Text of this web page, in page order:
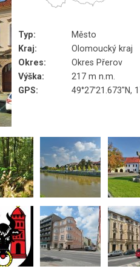
Typ:
Město
Kraj:
Olomoucký kraj
Okres:
Okres Přerov
Výška:
217 m n.m.
GPS:
49°27'21.673"N,